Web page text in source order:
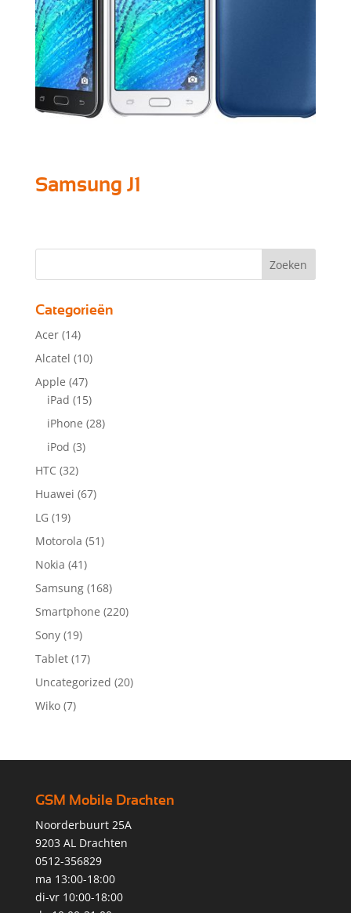
Samsung J1
Categorieën
Acer (14)
Alcatel (10)
Apple (47)
iPad (15)
iPhone (28)
iPod (3)
HTC (32)
Huawei (67)
LG (19)
Motorola (51)
Nokia (41)
Samsung (168)
Smartphone (220)
Sony (19)
Tablet (17)
Uncategorized (20)
Wiko (7)
GSM Mobile Drachten
Noorderbuurt 25A
9203 AL Drachten
0512-356829
ma 13:00-18:00
di-vr 10:00-18:00